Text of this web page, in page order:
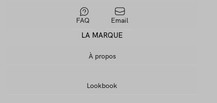
FAQ Email
LA MARQUE
À propos
Lookbook